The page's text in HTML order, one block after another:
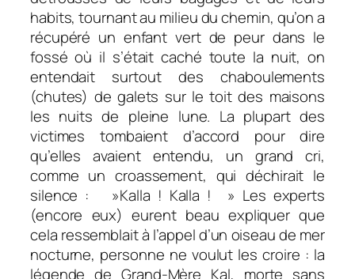
habits, tournant au milieu du chemin, qu’on a
récupéré un enfant vert de peur dans le
fossé où il s’était caché toute la nuit, on
entendait surtout deschaboulements
(chutes) de galets sur le toit des maisons
les nuits de pleine lune. La plupart des
victimes tombaient d’accord pour dire
qu’elles avaient entendu, un grand cri,
comme un croassement, qui déchirait le
silence : »Kalla ! Kalla ! » Les experts
(encore eux) eurent beau expliquer que
cela ressemblait à l’appel d’un oiseau de mer
nocturne, personne ne voulut les croire : la
légende de Grand-Mère Kal, morte sans